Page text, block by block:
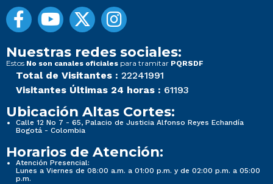
Nuestras redes sociales:
Estos No son canales oficiales para tramitar PQRSDF
Total de Visitantes : 22241991
Visitantes Últimas 24 horas : 61193
Ubicación Altas Cortes:
Calle 12 No 7 - 65, Palacio de Justicia Alfonso Reyes Echandía
Bogotá - Colombia
Horarios de Atención:
Atención Presencial:
Lunes a Viernes de 08:00 a.m. a 01:00 p.m. y de 02:00 p.m. a 05:00
p.m.